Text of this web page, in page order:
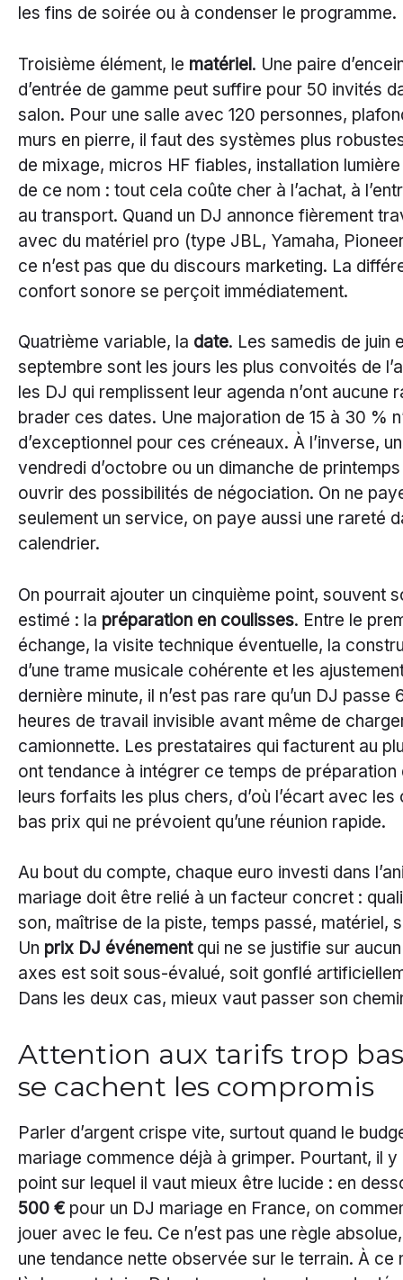
les fins de soirée ou à condenser le programme.
Troisième élément, le matériel. Une paire
d’entrée de gamme peut suffire pour 50 invités
salon. Pour une salle avec 120 personnes,
murs en pierre, il faut des systèmes plus
de mixage, micros HF fiables, installation
de ce nom : tout cela coûte cher à l’achat, à
au transport. Quand un DJ annonce fièrement
avec du matériel pro (type JBL, Yamaha,
ce n’est pas que du discours marketing. La
confort sonore se perçoit immédiatement.
Quatrième variable, la date. Les samedis de juin
septembre sont les jours les plus convoités de
les DJ qui remplissent leur agenda n’ont aucune
brader ces dates. Une majoration de 15 à 30 %
d’exceptionnel pour ces créneaux. À l’inverse, un
vendredi d’octobre ou un dimanche de
ouvrir des possibilités de négociation. On ne
seulement un service, on paye aussi une rareté
calendrier.
On pourrait ajouter un cinquième point, souvent
estimé : la préparation en coulisses. Entre le
échange, la visite technique éventuelle, la
d’une trame musicale cohérente et les
dernière minute, il n’est pas rare qu’un DJ passe
heures de travail invisible avant même de
camionnette. Les prestataires qui facturent au
ont tendance à intégrer ce temps de préparation
leurs forfaits les plus chers, d’où l’écart avec
bas prix qui ne prévoient qu’une réunion rapide.
Au bout du compte, chaque euro investi dans
mariage doit être relié à un facteur concret :
son, maîtrise de la piste, temps passé, matériel,
Un prix DJ événementqui ne se justifie sur
axes est soit sous-évalué, soit gonflé
Dans les deux cas, mieux vaut passer son
Attention aux tarifs trop
se cachent les compromis
Parler d’argent crispe vite, surtout quand le
mariage commence déjà à grimper. Pourtant, il y
point sur lequel il vaut mieux être lucide : en
500 € pour un DJ mariage en France, on
jouer avec le feu. Ce n’est pas une règle
une tendance nette observée sur le terrain. À ce